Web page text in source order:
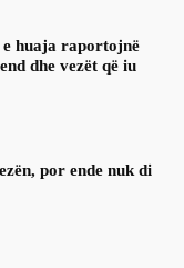
e huaja raportojnë
dhe vezët që iu
por ende nuk di